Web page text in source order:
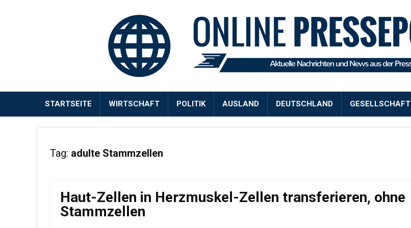
STARTSEITE WIRTSCHAFT POLITIK AUSLAND DEUTSCHLAND GESELLSCHAFT
Tag: adulte Stammzellen
Haut-Zellen in Herzmuskel-Zellen transferieren, ohne
Stammzellen